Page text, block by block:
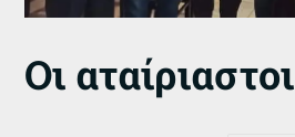
Οι αταίριαστοι